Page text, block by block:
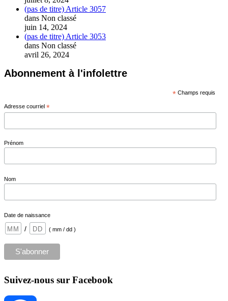
(pas de titre) Article 3057
dans Non classé
juin 14, 2024
(pas de titre) Article 3053
dans Non classé
avril 26, 2024
Abonnement à l'infolettre
*Champs requis
Adresse courriel *
Prénom
Nom
Date de naissance
/ ( mm / dd )
Suivez-nous sur Facebook